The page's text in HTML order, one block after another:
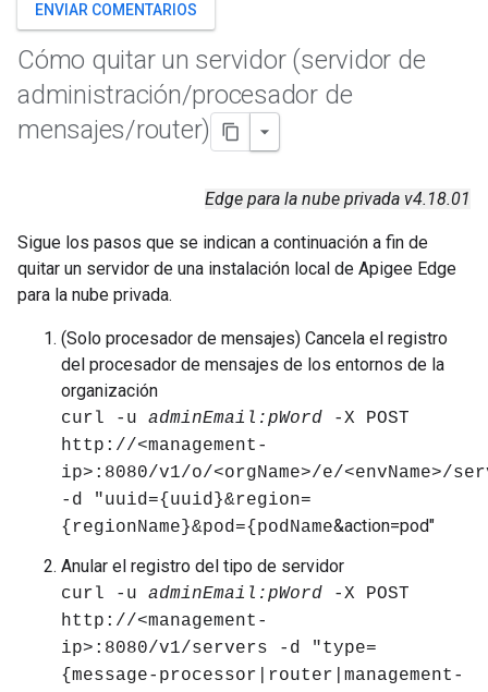
ENVIAR COMENTARIOS
Cómo quitar un servidor (servidor de
administración/procesador de
mensajes/router)
Edge para la nube privada v4.18.01
Sigue los pasos que se indican a continuación a fin de
quitar un servidor de una instalación local de Apigee Edge
para la nube privada.
(Solo procesador de mensajes) Cancela el registro
del procesador de mensajes de los entornos de la
organización
curl -u adminEmail:pWord -X POST
http://<management-
ip>:8080/v1/o/<orgName>/e/<envName>/
-d "uuid={uuid}&region=
{regionName}&pod={podName&action=pod"
Anular el registro del tipo de servidor
curl -u adminEmail:pWord -X POST
http://<management-
ip>:8080/v1/servers -d "type=
{message-processor|router|management-